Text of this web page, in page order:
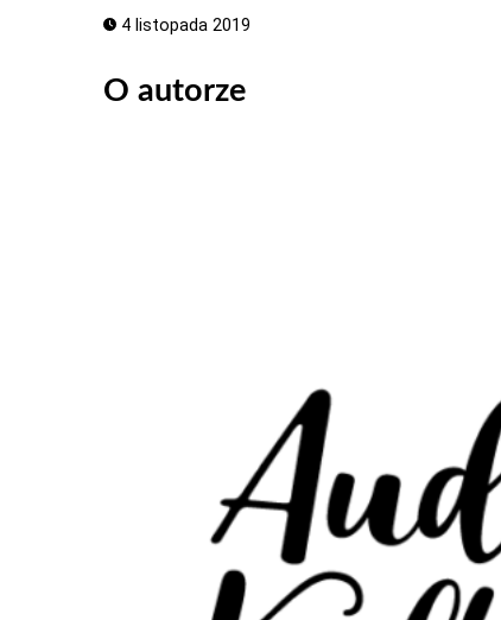
4 listopada 2019
O autorze